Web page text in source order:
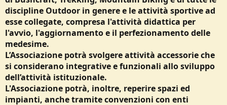
discipline Outdoor in genere e le attività sportive ad
esse collegate, compresa l'attività didattica per
l'avvio, l'aggiornamento e il perfezionamento delle
medesime.
L’Associazione potrà svolgere attività accessorie che
si considerano integrative e funzionali allo sviluppo
dell’attività istituzionale.
L'Associazione potrà, inoltre, reperire spazi ed
impianti, anche tramite convenzioni con enti